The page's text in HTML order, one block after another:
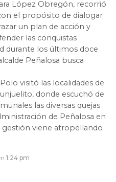
López Obregón, recorrió
el propósito de dialogar
un plan de acción y
las conquistas
durante los últimos doce
Peñalosa busca
visitó las localidades de
donde escuchó de
las diversas quejas
de Peñalosa en
gestión viene atropellando
1:24 pm